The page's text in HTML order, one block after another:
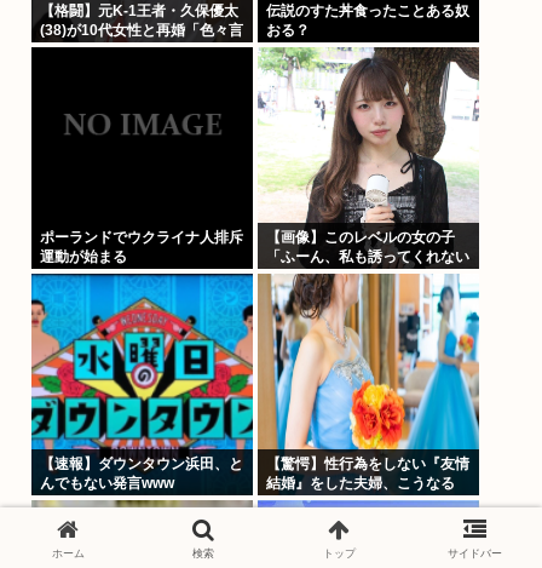
【格闘】元K-1王者・久保優太
(38)が10代女性と再婚「色々言
われそうですが…」
伝説のすた丼食ったことある奴
おる？
ポーランドでウクライナ人排斥
運動が始まる
【画像】このレベルの女の子
「ふーん、私も誘ってくれない
んだ⋯」
【速報】ダウンタウン浜田、と
んでもない発言www
【驚愕】性行為をしない『友情
結婚』をした夫婦、こうなる
⇒･･･！！！
ホーム 検索 トップ サイドバー